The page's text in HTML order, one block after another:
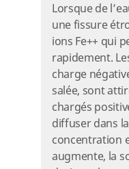
Lorsque de
une fissure
ions Fe++ qui
rapidement.
charge
salée, sont
chargés
diffuser dans
concentration
augmente, la